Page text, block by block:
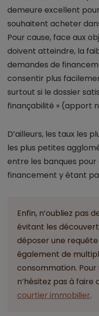
demeure excellent
souhaitent acheter
Pour cause, face aux
doivent atteindre, la
demandes de
consentir plus
surtout si le dossier
finançabilité » (apport
D’ailleurs, les taux les
les plus petites
entre les banques
financement y étant
Enfin, n’oubliez pas
évitant les
déposer une
également de
consommation.
n’hésitez pas à faire
courtier immobilier.